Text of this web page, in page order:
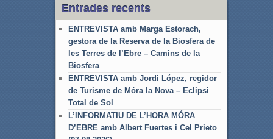
Entrades recents
ENTREVISTA amb Marga Estorach,
gestora de la Reserva de la Biosfera de
les Terres de l’Ebre – Camins de la
Biosfera
ENTREVISTA amb Jordi López, regidor
de Turisme de Móra la Nova – Eclipsi
Total de Sol
L’INFORMATIU DE L’HORA MÓRA
D’EBRE amb Albert Fuertes i Cel Prieto